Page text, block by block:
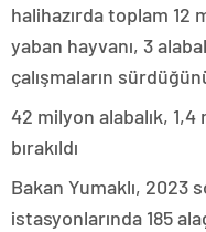
halihazırda toplam 12
yaban hayvanı, 3
çalışmaların
42 milyon alabalık,
bırakıldı
Bakan Yumaklı, 2023
istasyonlarında 185